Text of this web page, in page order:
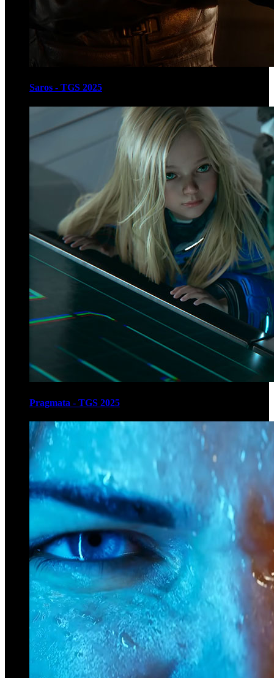
Saros - TGS 2025
Pragmata - TGS 2025